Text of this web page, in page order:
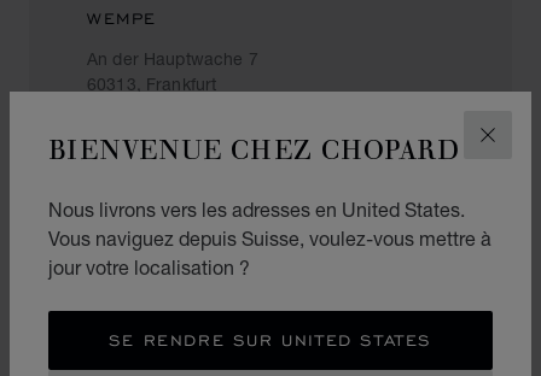
BIENVENUE CHEZ CHOPARD
Nous livrons vers les adresses en United States.
Vous naviguez depuis Suisse, voulez-vous mettre à
jour votre localisation ?
SE RENDRE SUR UNITED STATES
WEMPE
An der Hauptwache 7
60313, Frankfurt
+49 (69) 20011
BRINCKMANN & LANGE
Flughafen Frankfurt
Terminal 1, Ebene 2